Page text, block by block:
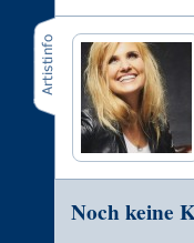
Noch keine